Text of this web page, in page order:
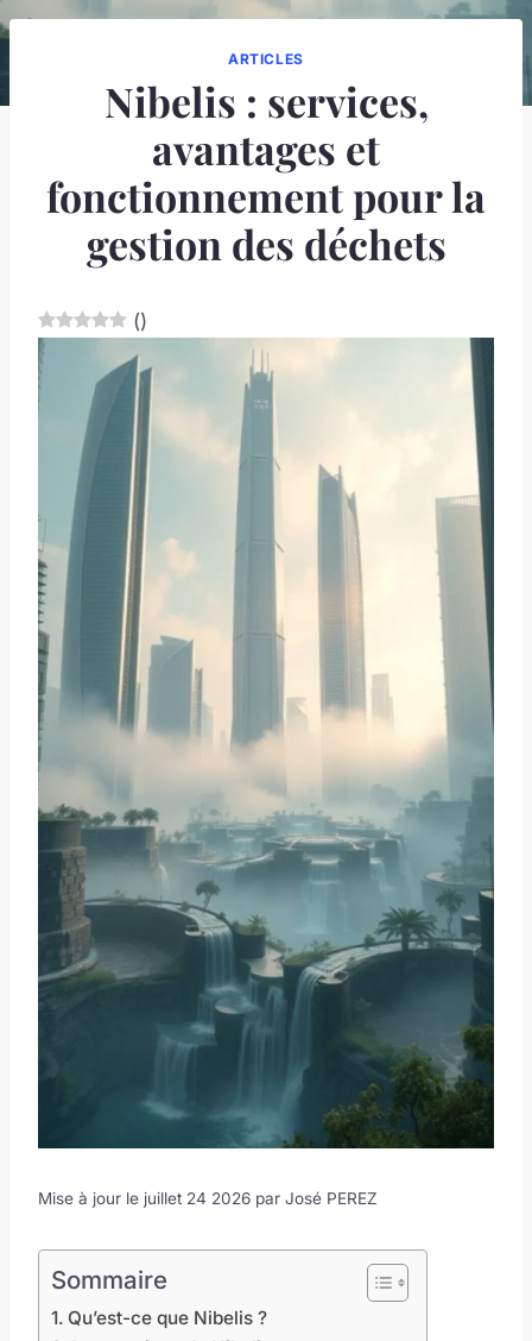
ARTICLES
Nibelis : services,
avantages et
fonctionnement pour la
gestion des déchets
()
Mise à jour le juillet 24 2026 par José PEREZ
Sommaire
Qu’est-ce que Nibelis ?